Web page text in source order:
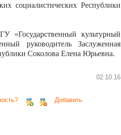
социалистических Республики
«Государственный культурный
руководитель Заслуженная
Соколова Елена Юрьевна.
02.10.16
Добавить